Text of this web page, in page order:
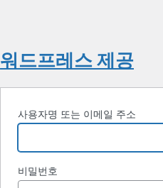
워드프레스 제공
사용자명 또는 이메일 주소
비밀번호